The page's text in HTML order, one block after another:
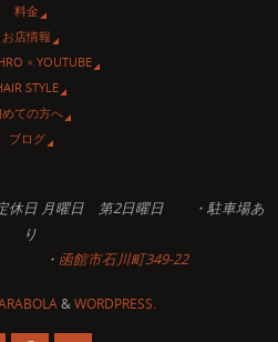
料金
お店情報
× YOUTUBE
STYLE
ての方へ
ブログ
休日 月曜日 第2日曜日 ・駐車場あ
り
函館市石川町349-22
&WORDPRESS.